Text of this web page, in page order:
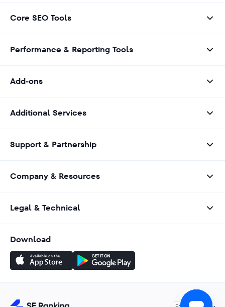
Core SEO Tools
Performance & Reporting Tools
Add-ons
Additional Services
Support & Partnership
Company & Resources
Legal & Technical
Download